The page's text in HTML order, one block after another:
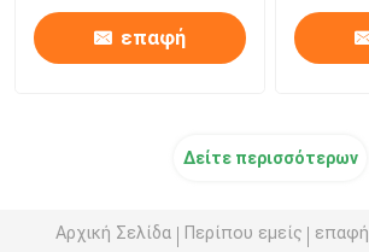
επαφή
Δείτε περισσότερων
Αρχική Σελίδα Περίπου εμείς επαφή